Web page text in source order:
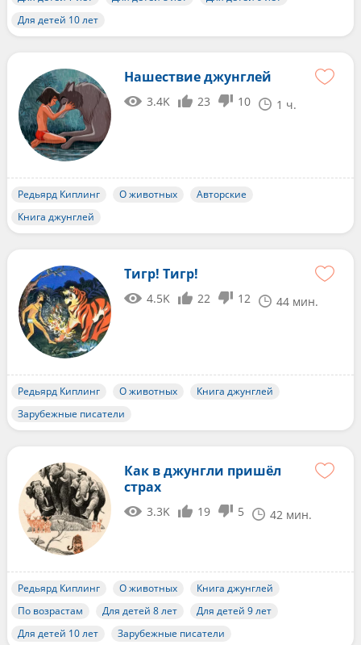
Для детей 10 лет
Нашествие джунглей
3.4K 23 10 1 ч.
Редьярд Киплинг О животных
Авторские
Книга джунглей
Тигр! Тигр!
4.5K 22 12 44 мин.
Редьярд Киплинг О животных
Книга джунглей
Зарубежные писатели
Как в джунгли пришёл
страх
3.3K 19 5 42 мин.
Редьярд Киплинг О животных
Книга джунглей
По возрастам
Для детей 8 лет
Для детей 9 лет
Для детей 10 лет
Зарубежные писатели